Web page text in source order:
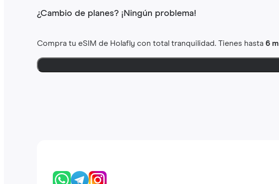
¿Cambio de planes? ¡Ningún problema!
Compra tu eSIM de Holafly con total tranquilidad. Tienes hasta6